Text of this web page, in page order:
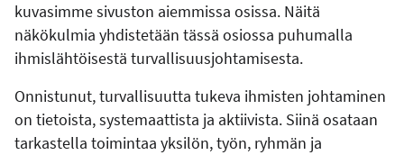
kuvasimme sivuston aiemmissa osissa. Näitä
näkökulmia yhdistetään tässä osiossa puhumalla
ihmislähtöisestä turvallisuusjohtamisesta.
Onnistunut, turvallisuutta tukeva ihmisten johtaminen
on tietoista, systemaattista ja aktiivista. Siinä osataan
tarkastella toimintaa yksilön, työn, ryhmän ja